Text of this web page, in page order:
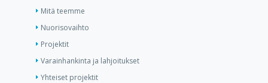
Mitä teemme
Nuorisovaihto
Projektit
Varainhankinta ja lahjoitukset
Yhteiset projektit